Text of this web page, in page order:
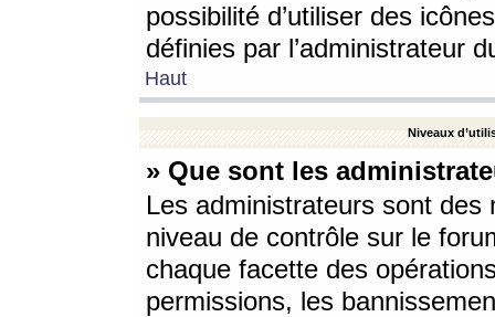
possibilité d’utiliser des
définies par l’administrateur
Haut
Niveaux
» Que sont les
Les administrateurs sont
niveau de contrôle sur le
chaque facette des
permissions, les